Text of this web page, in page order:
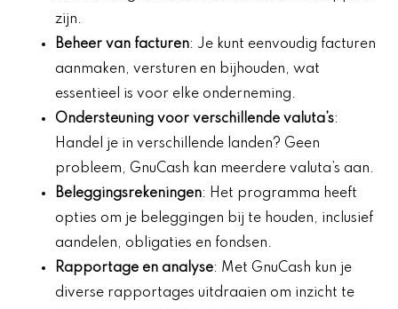
zijn.
Beheer van facturen: Je kunt eenvoudig facturen
aanmaken, versturen en bijhouden, wat
essentieel is voor elke onderneming.
Ondersteuning voor verschillende valuta’s:
Handel je in verschillende landen? Geen
probleem, GnuCash kan meerdere valuta’s aan.
Beleggingsrekeningen: Het programma heeft
opties om je beleggingen bij te houden, inclusief
aandelen, obligaties en fondsen.
Rapportage en analyse: Met GnuCash kun je
diverse rapportages uitdraaien om inzicht te